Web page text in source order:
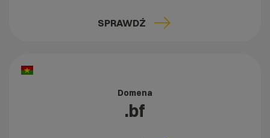
SPRAWDŹ
Domena
.bf